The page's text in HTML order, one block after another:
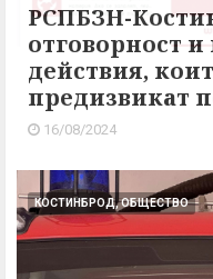
РСПБЗН-
отговорност и
действия,
предизвикат
16/08/2024
КОСТИНБРОД, ОБЩЕСТВО